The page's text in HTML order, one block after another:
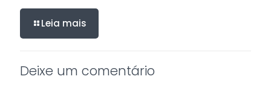
Leia mais
Deixe um comentário